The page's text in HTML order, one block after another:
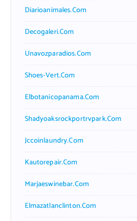
Diarioanimales.com
Decogaleri.com
Unavozparadios.com
Shoes-Vert.com
Elbotanicopanama.com
Shadyoaksrockportrvpark.com
Jccoinlaundry.com
Kautorepair.com
Marjaeswinebar.com
Elmazatlanclinton.com